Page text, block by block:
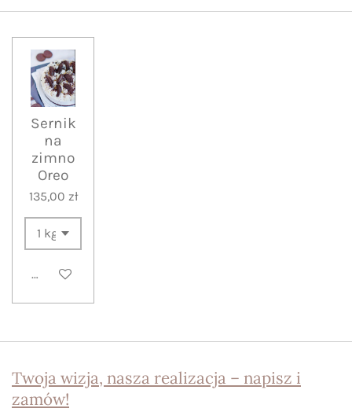
Sernik
na
zimno
Oreo
135,00 zł
Dodaj do koszyka
Twoja wizja, nasza realizacja – napisz i
zamów!